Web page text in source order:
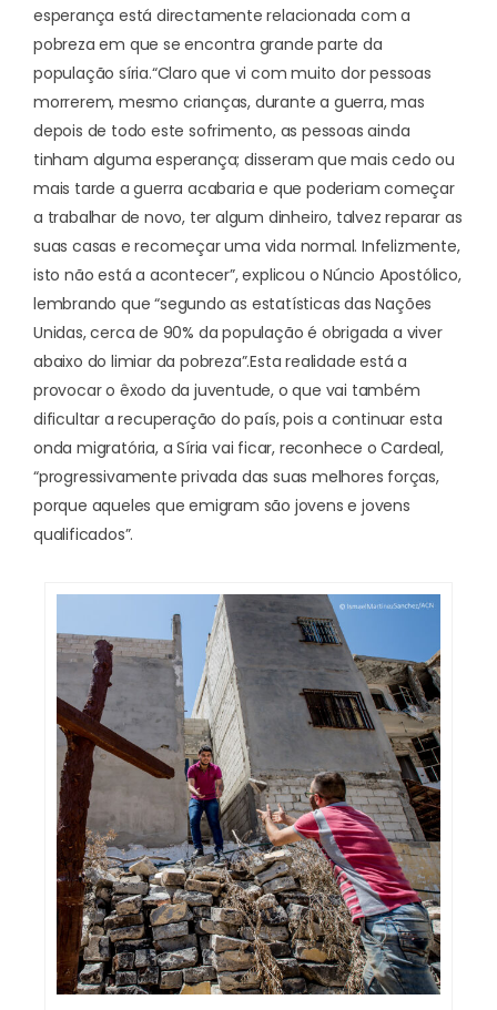
esperança está directamente relacionada com a
pobreza em que se encontra grande parte da
população síria.“Claro que vi com muito dor pessoas
morrerem, mesmo crianças, durante a guerra, mas
depois de todo este sofrimento, as pessoas ainda
tinham alguma esperança; disseram que mais cedo ou
mais tarde a guerra acabaria e que poderiam começar
a trabalhar de novo, ter algum dinheiro, talvez reparar as
suas casas e recomeçar uma vida normal. Infelizmente,
isto não está a acontecer”, explicou o Núncio Apostólico,
lembrando que “segundo as estatísticas das Nações
Unidas, cerca de 90% da população é obrigada a viver
abaixo do limiar da pobreza”.Esta realidade está a
provocar o êxodo da juventude, o que vai também
dificultar a recuperação do país, pois a continuar esta
onda migratória, a Síria vai ficar, reconhece o Cardeal,
“progressivamente privada das suas melhores forças,
porque aqueles que emigram são jovens e jovens
qualificados”.